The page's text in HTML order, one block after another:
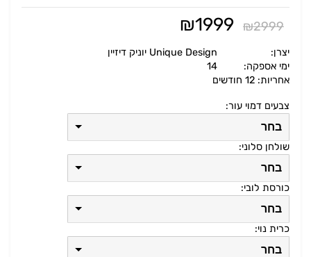
₪2999
₪1999
יצרן:
ימי אספקה:
אחריות: 12 חודשים
צבעים דמוי עור:
בחר
שולחן סלוני:
בחר
כורסת לובי:
בחר
כרית נוי:
בחר